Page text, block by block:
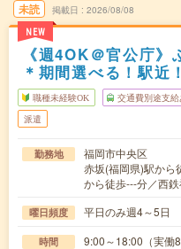
未読
NEW
掲載日 2026/08/08
《週4OK＠官公庁
＊期間選べる！駅近！
職種未経験OK 交通費別途支給
派遣
勤務地
福岡市中央区
赤坂(福岡県)駅から
から徒歩---分／西
曜日頻度 平日のみ週4～5日
時間 9:00～18:00（実働8